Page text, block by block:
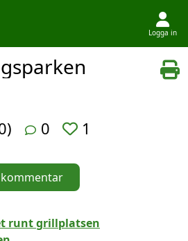
Logga in
0 1